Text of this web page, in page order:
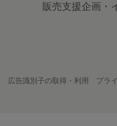
販売支援企画・
広告識別子の取得・利用 プラ